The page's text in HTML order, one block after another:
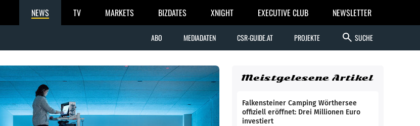
NEWS TV MARKETS BIZDATES XNIGHT EXECUTIVE CLUB NEWSLETTER
ABO MEDIADATEN CSR-GUIDE.AT PROJEKTE search SUCHE
Meistgelesene Artikel
Falkensteiner Camping Wörthersee
offiziell eröffnet: Drei Millionen Euro
investiert